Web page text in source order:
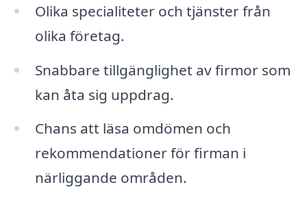
Olika specialiteter och tjänster från
olika företag.
Snabbare tillgänglighet av firmor som
kan åta sig uppdrag.
Chans att läsa omdömen och
rekommendationer för firman i
närliggande områden.